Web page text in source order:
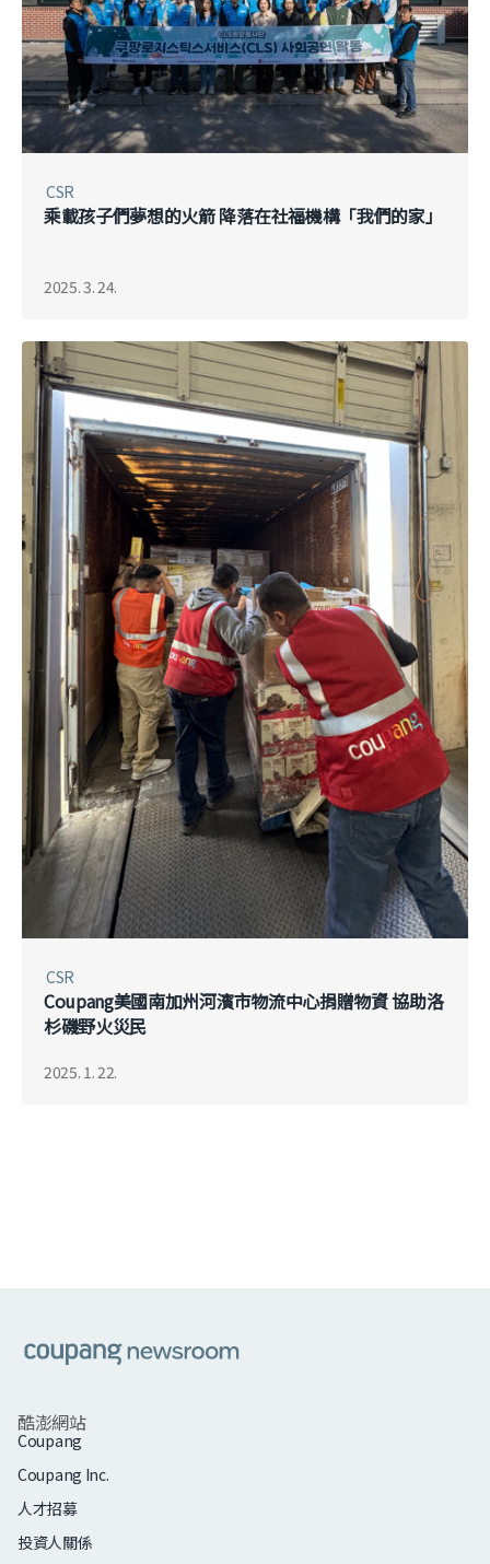
CSR
乘載孩子們夢想的火箭 降落在社福機構「我們的家」
2025. 3. 24.
CSR
Coupang美國南加州河濱市物流中心捐贈物資 協助洛
杉磯野火災民
2025. 1. 22.
酷澎網站
Coupang
Coupang Inc.
人才招募
投資人關係